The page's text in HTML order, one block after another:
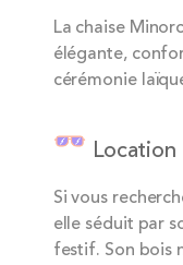
La chaise
élégante,
cérémonie
Si vous
elle séduit par
festif. Son bois